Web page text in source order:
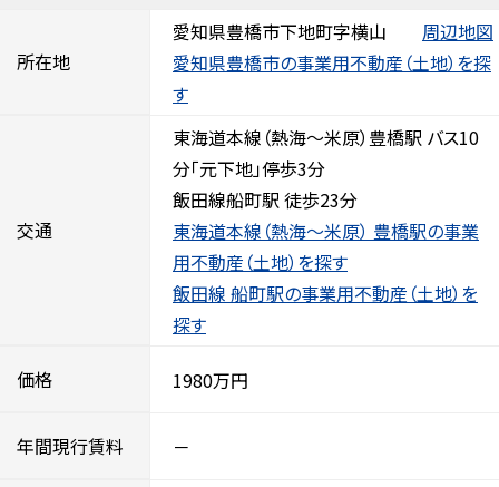
所在地
愛知県豊橋市下地町字横山
周辺地図
愛知県豊橋市の事業用不動産（土地）を探
す
交通
東海道本線（熱海～米原）豊橋駅 バス10
分「元下地」停歩3分
飯田線船町駅 徒歩23分
東海道本線（熱海～米原） 豊橋駅の事業
用不動産（土地）を探す
飯田線 船町駅の事業用不動産（土地）を
探す
価格 1980万円
年間現行賃料 －